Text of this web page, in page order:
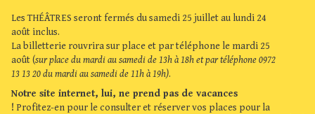
Les THÉÂTRES seront fermés du samedi 25 juillet au lundi 24
août inclus.
La billetterie rouvrira sur place et par téléphone le mardi 25
août (sur place du mardi au samedi de 13h à 18h et par téléphone 0972
13 13 20 du mardi au samedi de 11h à 19h).
Notre site internet, lui, ne prend pas de vacances
! Profitez-en pour le consulter et réserver vos places pour la